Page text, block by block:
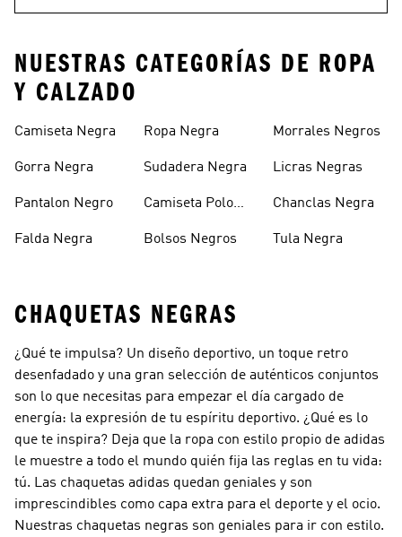
NUESTRAS CATEGORÍAS DE ROPA
Y CALZADO
Camiseta Negra
Gorra Negra
Pantalon Negro
Falda Negra
Ropa Negra
Sudadera Negra
Camiseta Polo
Bolsos Negros
Morrales Negros
Licras Negras
Chanclas Negra
Tula Negra
CHAQUETAS NEGRAS
¿Qué te impulsa? Un diseño deportivo, un toque retro
desenfadado y una gran selección de auténticos conjuntos
son lo que necesitas para empezar el día cargado de
energía: la expresión de tu espíritu deportivo. ¿Qué es lo
que te inspira? Deja que la ropa con estilo propio de adidas
le muestre a todo el mundo quién fija las reglas en tu vida:
tú. Las chaquetas adidas quedan geniales y son
imprescindibles como capa extra para el deporte y el ocio.
Nuestras chaquetas negras son geniales para ir con estilo.